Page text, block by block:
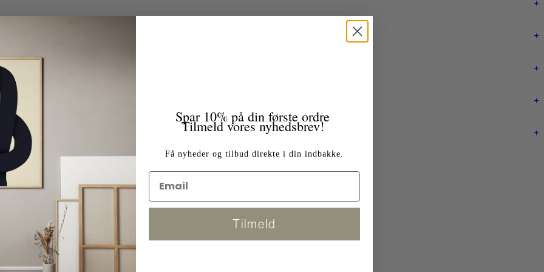
+
+
+
+
+
Spar 10% på din første ordre
Tilmeld vores nyhedsbrev!
Få nyheder og tilbud direkte i din indbakke.
Tilmeld